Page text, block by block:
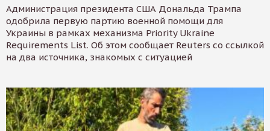
Администрация президента США Дональда Трампа
одобрила первую партию военной помощи для
Украины в рамках механизма Priority Ukraine
Requirements List. Об этом сообщает Reuters со ссылкой
на два источника, знакомых с ситуацией